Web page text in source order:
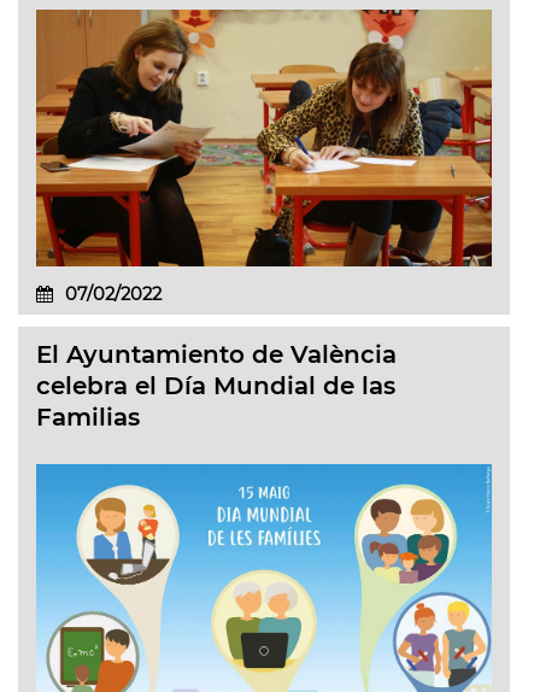
07/02/2022
El Ayuntamiento de València
celebra el Día Mundial de las
Familias